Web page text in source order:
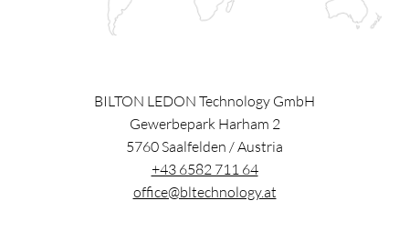
BILTON LEDON Technology GmbH
Gewerbepark Harham 2
5760Saalfelden /Austria
+43 6582 711 64
office@bltechnology.at